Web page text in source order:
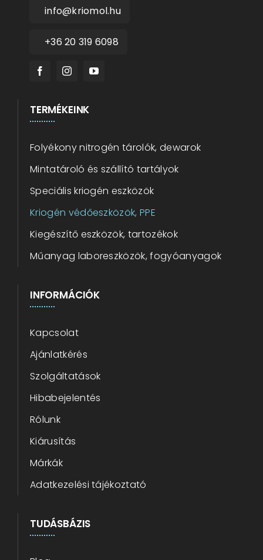
info@kriomol.hu
+36 20 319 6098
TERMÉKEINK
Folyékony nitrogén tárolók, dewarok
Mintatároló és szállító tartályok
Speciális kriogén eszközök
Kriogén védőeszközök, PPE
Kiegészítő eszközök, tartozékok
Műanyag laboreszközök, fogyóanyagok
INFORMÁCIÓK
Kapcsolat
Ajánlatkérés
Szolgáltatások
Hibabejelentés
Rólunk
Kiárusítás
Márkák
Adatkezelési tájékoztató
TUDÁSBÁZIS